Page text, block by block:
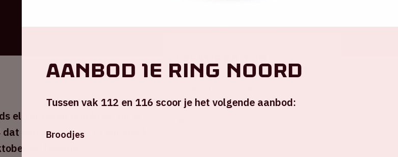
elftal tegen Frankrijk. Dit is
van 14 juni tot 14 juli 2024
de tweede
Aanbod 1e ring Noord
Tussen vak 112 en 116 scoor je het volgende aanbod:
Broodjes